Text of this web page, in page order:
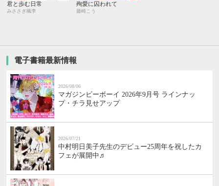
君と歩む日常
みささぎ楓李
殉愛に囚われて
藤崎こう
電子書籍最新情報
2026/08/06
マガジンビーボーイ 2026年9月号 ラインナッ
プ・チラ見せアップ
2026/07/21
中村明日美子先生のデビュー25周年を祝したカ
フェが展開中♬